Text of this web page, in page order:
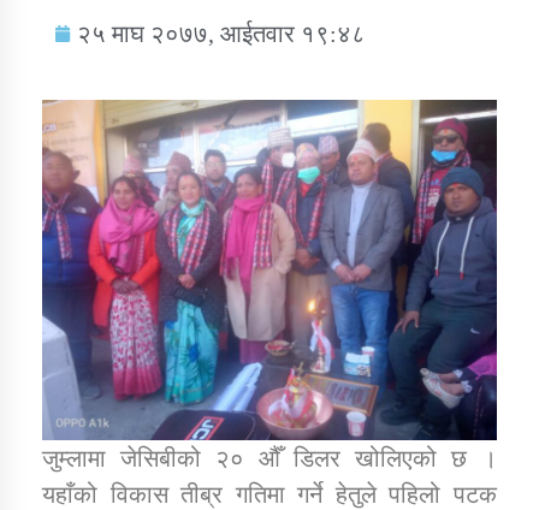
डिभिजन कार्यालय जुम्लाको सुचना सन्देश
कर्णाली प्रविधि शिक्षालय जुम्लाको सुचना
सामाजिक बिकास कार्यालय जुम्लाकाे सुचना
२५ माघ २०७७, आईतवार १९:४८
जुम्लामा जेसिबीको २० औँ डिलर खोलिएको छ ।
यहाँको विकास तीब्र गतिमा गर्ने हेतुले पहिलो पटक